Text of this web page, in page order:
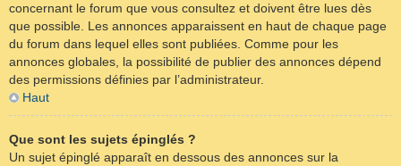
concernant le forum que vous consultez et doivent être lues dès
que possible. Les annonces apparaissent en haut de chaque page
du forum dans lequel elles sont publiées. Comme pour les
annonces globales, la possibilité de publier des annonces dépend
des permissions définies par l’administrateur.
Haut
Que sont les sujets épinglés ?
Un sujet épinglé apparaît en dessous des annonces sur la